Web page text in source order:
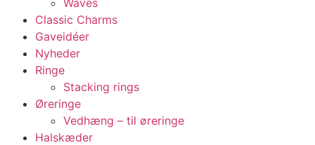
Waves
Classic Charms
Gaveidéer
Nyheder
Ringe
Stacking rings
Øreringe
Vedhæng – til øreringe
Halskæder